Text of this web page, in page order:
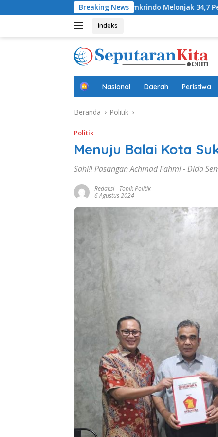
ke
Breaking News
Laba Jamkrindo Melonjak 34,7 Persen pada
Indeks
B
a
d
Nasional Daerah Peristiwa
Beranda Politik
Politik
Menuju Balai Kota
Sahi!! Pasangan Achmad Fahmi - Dida
Redaksi- Topik Politik
6 Agustus 2024